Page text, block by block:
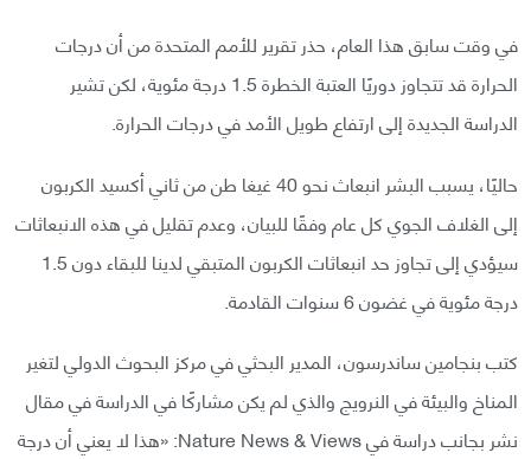
في وقت سابق هذا العام، حذر تقرير للأمم المتحدة من أن درجات
الحرارة قد تتجاوز دوريًا العتبة الخطرة 1.5 درجة مئوية، لكن تشير
الدراسة الجديدة إلى ارتفاع طويل الأمد في درجات الحرارة.
حاليًا، يسبب البشر انبعاث نحو 40 غيغا طن من ثاني أكسيد الكربون
إلى الغلاف الجوي كل عام وفقًا للبيان، وعدم تقليل في هذه الانبعاثات
سيؤدي إلى تجاوز حد انبعاثات الكربون المتبقي لدينا للبقاء دون 1.5
درجة مئوية في غضون 6 سنوات القادمة.
كتب بنجامين ساندرسون، المدير البحثي في مركز البحوث الدولي لتغير
المناخ والبيئة في النرويج والذي لم يكن مشاركًا في الدراسة في مقال
نشر بجانب دراسة في Nature News & Views: «هذا لا يعني أن درجة